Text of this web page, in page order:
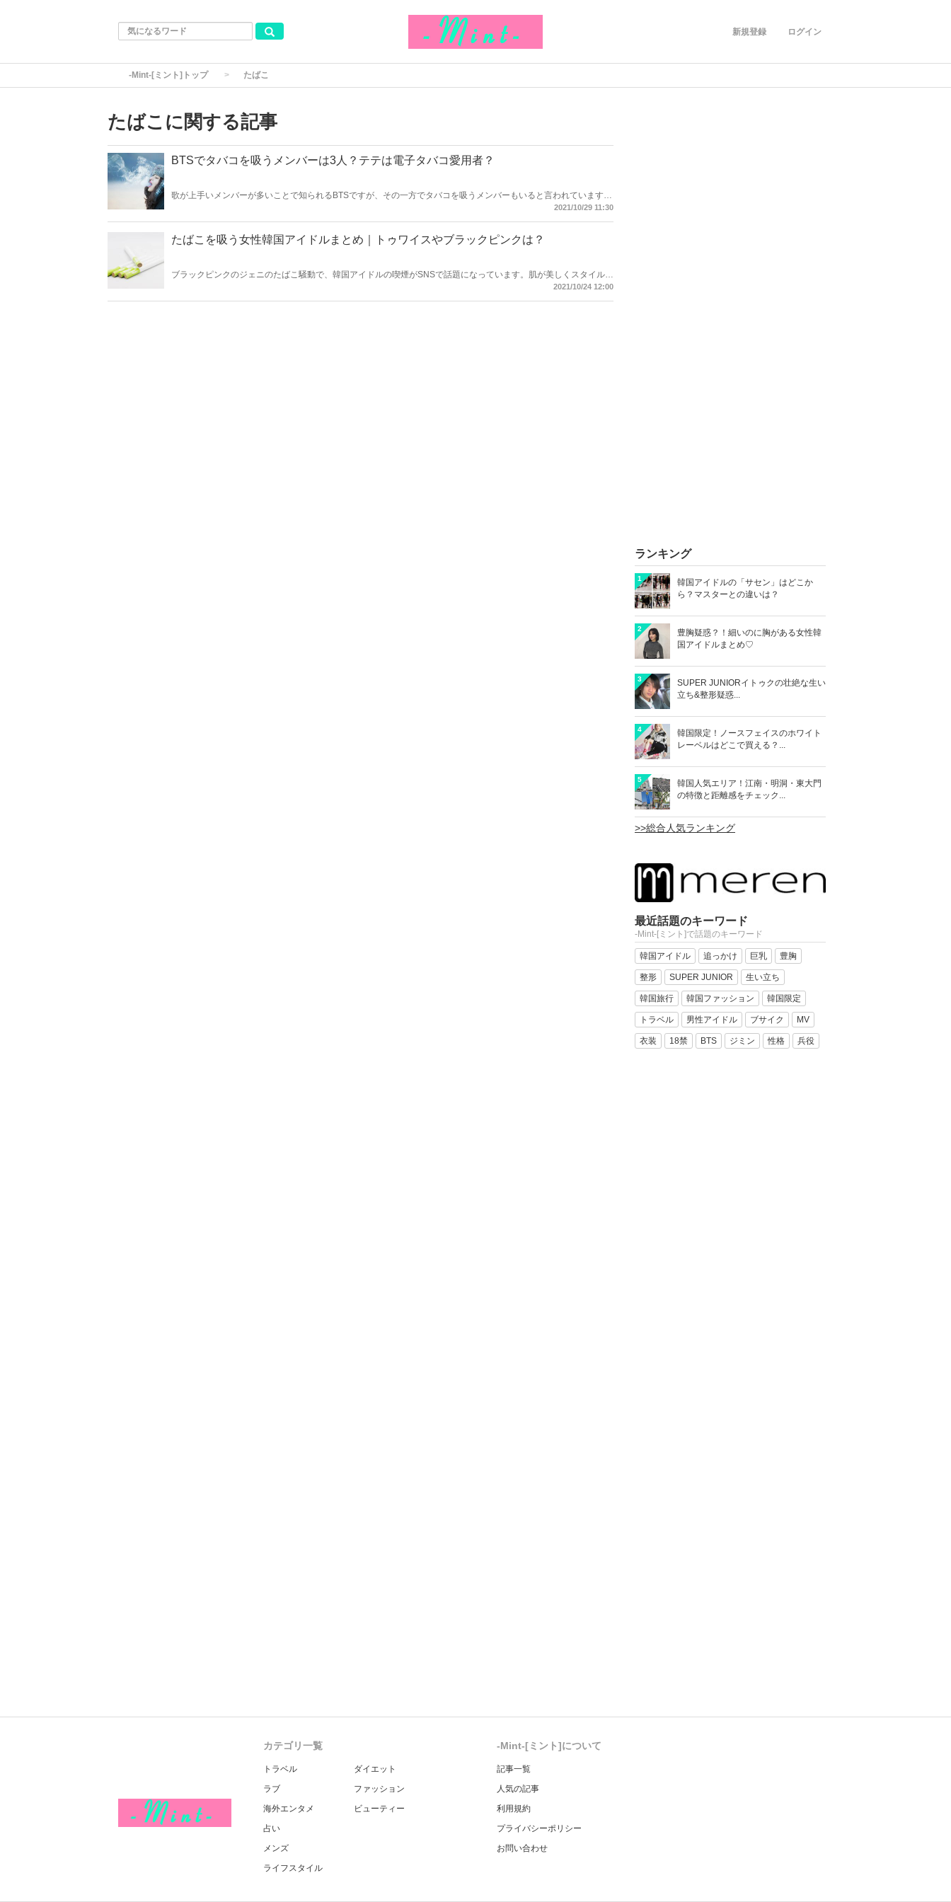
ログイン
新規登録
-Mint-[ミント]トップ たばこ
たばこに関する記事
BTSでタバコを吸うメンバーは3人？テテは電子タバコ愛用者？
歌が上手いメンバーが多いことで知られるBTSですが、その一方でタバコを吸うメンバーもいると言われています。
2021/10/29 11:30
たばこを吸う女性韓国アイドルまとめ｜トゥワイスやブラックピンクは？
ブラックピンクのジェニのたばこ騒動で、韓国アイドルの喫煙がSNSで話題になっています。肌が美しくスタイル抜
群、私たちのあこがれの存在の彼女たちは、私生活ではたばこを吸っているのでしょうか？今回はトゥワイスやブラ
2021/10/24 12:00
ランキング
1
韓国アイドルの「サセン」はどこか
ら？マスターとの違いは？
2
豊胸疑惑？！細いのに胸がある女性韓
国アイドルまとめ♡
3
SUPER JUNIORイトゥクの壮絶な生い
立ち&整形疑惑...
4
韓国限定！ノースフェイスのホワイト
レーベルはどこで買える？...
5
韓国人気エリア！江南・明洞・東大門
の特徴と距離感をチェック...
>>総合人気ランキング
最近話題のキーワード
-Mint-[ミント]で話題のキーワード
韓国アイドル 追っかけ 巨乳 豊胸
整形 SUPER JUNIOR 生い立ち
韓国旅行 韓国ファッション 韓国限定
トラベル 男性アイドル ブサイク MV
衣装 18禁 BTS ジミン 性格 兵役
カテゴリ一覧
トラベル
ラブ
海外エンタメ
占い
メンズ
ライフスタイル
ダイエット
ファッション
ビューティー
-Mint-[ミント]について
記事一覧
人気の記事
利用規約
プライバシーポリシー
お問い合わせ